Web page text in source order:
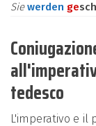
Siewerden ge
tedesco
L'imperativo e il